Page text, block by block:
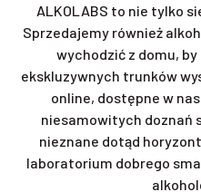
ALKOLABS to nie tylko
Sprzedajemy również
wychodzić z domu,
ekskluzywnych trunków
online, dostępne w
niesamowitych doznań
nieznane dotąd
laboratorium dobrego